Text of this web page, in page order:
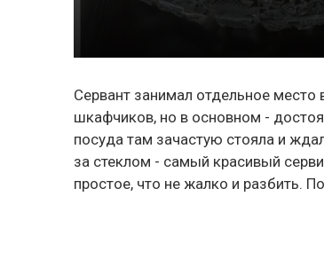
Сервант занимал отдельное
шкафчиков, но в основном -
посуда там зачастую стояла и
за стеклом - самый красивый
простое, что не жалко и разбить.